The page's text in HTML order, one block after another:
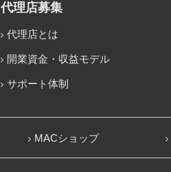
代理店募集
代理店とは
開業資金・収益モデル
サポート体制
MACショップ